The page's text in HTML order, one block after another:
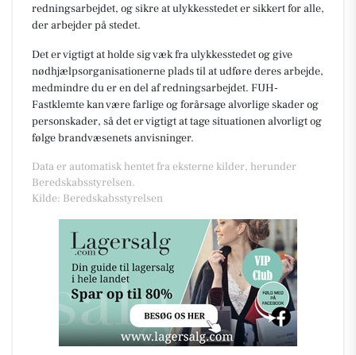
redningsarbejdet, og sikre at ulykkesstedet er sikkert for alle,
der arbejder på stedet.
Det er vigtigt at holde sig væk fra ulykkesstedet og give
nødhjælpsorganisationerne plads til at udføre deres arbejde,
medmindre du er en del af redningsarbejdet. FUH-
Fastklemte kan være farlige og forårsage alvorlige skader og
personskader, så det er vigtigt at tage situationen alvorligt og
følge brandvæsenets anvisninger.
Data er automatisk hentet fra eksterne kilder, herunder
Beredskabsstyrelsen.
Kilde: Beredskabsstyrelsen